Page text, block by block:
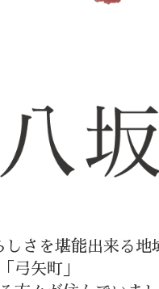
さを堪能出来る地
弓矢町」